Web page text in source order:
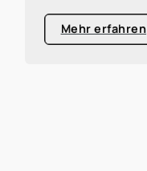
Mehr erfahren